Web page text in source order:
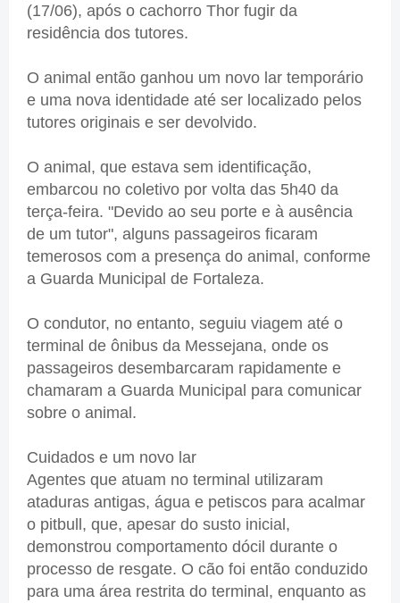
(17/06), após o cachorro Thor fugir da
residência dos tutores.
O animal então ganhou um novo lar temporário
e uma nova identidade até ser localizado pelos
tutores originais e ser devolvido.
O animal, que estava sem identificação,
embarcou no coletivo por volta das 5h40 da
terça-feira. "Devido ao seu porte e à ausência
de um tutor", alguns passageiros ficaram
temerosos com a presença do animal, conforme
a Guarda Municipal de Fortaleza.
O condutor, no entanto, seguiu viagem até o
terminal de ônibus da Messejana, onde os
passageiros desembarcaram rapidamente e
chamaram a Guarda Municipal para comunicar
sobre o animal.
Cuidados e um novo lar
Agentes que atuam no terminal utilizaram
ataduras antigas, água e petiscos para acalmar
o pitbull, que, apesar do susto inicial,
demonstrou comportamento dócil durante o
processo de resgate. O cão foi então conduzido
para uma área restrita do terminal, enquanto as